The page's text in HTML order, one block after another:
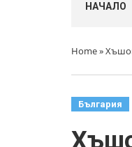
НАЧАЛО
Home»
България